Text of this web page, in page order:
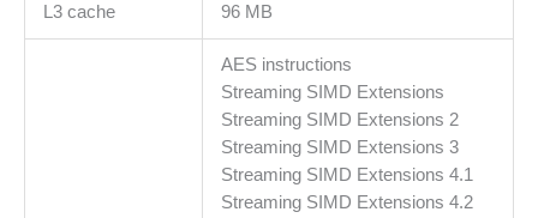
L3 cache 96 MB
AES instructions
Streaming SIMD Extensions
Streaming SIMD Extensions 2
Streaming SIMD Extensions 3
Streaming SIMD Extensions 4.1
Streaming SIMD Extensions 4.2